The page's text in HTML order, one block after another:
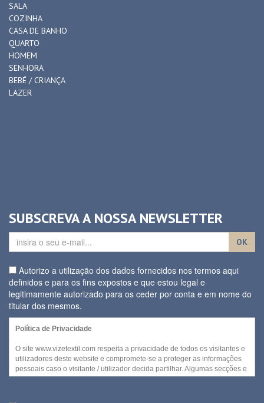
SALA
COZINHA
CASA DE BANHO
QUARTO
HOMEM
SENHORA
BEBÉ / CRIANÇA
LAZER
SUBSCREVA A NOSSA NEWSLETTER
OK
Autorizo a utilização dos dados fornecidos nos termos aqui
definidos e para os fins expostos e que estou legal e
legitimamente autorizado para os ceder por conta e em nome do
titular dos mesmos.
Política de Privacidade
O site www.vizetextil.com respeita a privacidade de todos os visitantes e
utilizadores deste website e compromete-se a proteger as informações
pessoais caso o visitante / utilizador decida partilhar. Algumas secções e
/ ou funcionalidades deste website podem ser acedidas sem recurso a